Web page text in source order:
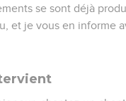
se sont déjà
et je vous en informe